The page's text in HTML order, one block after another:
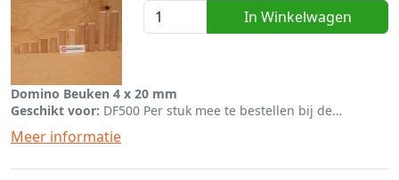
In Winkelwagen
Domino Beuken 4 x 20 mm
Geschikt voor: DF500 Per stuk mee te bestellen bij de
dominofrees
Meer informatie